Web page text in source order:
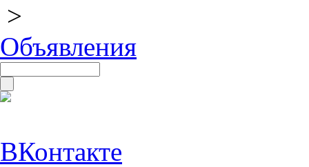
>
Объявления
ВКонтакте